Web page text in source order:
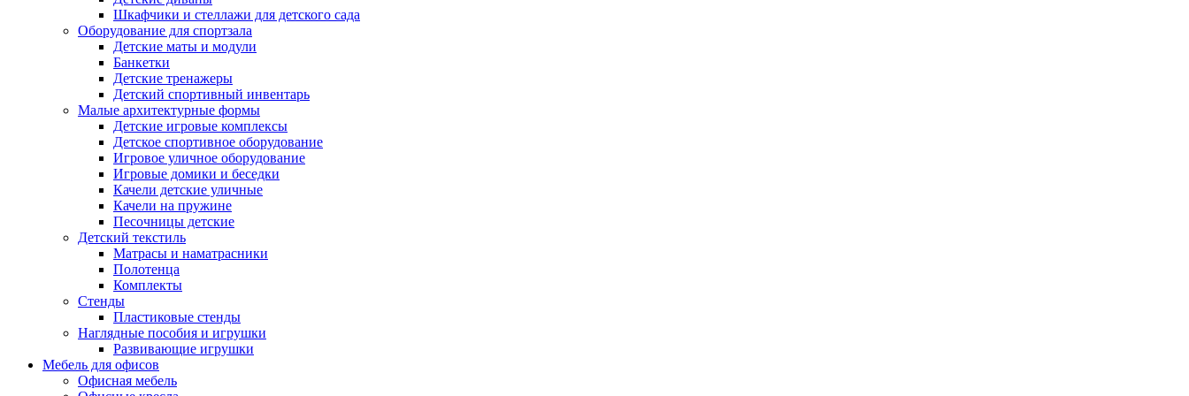
Шкафчики и стеллажи для детского сада
Оборудование для спортзала
Детские маты и модули
Банкетки
Детские тренажеры
Детский спортивный инвентарь
Малые архитектурные формы
Детские игровые комплексы
Детское спортивное оборудование
Игровое уличное оборудование
Игровые домики и беседки
Качели детские уличные
Качели на пружине
Песочницы детские
Детский текстиль
Матрасы и наматрасники
Полотенца
Комплекты
Стенды
Пластиковые стенды
Наглядные пособия и игрушки
Развивающие игрушки
Мебель для офисов
Офисная мебель